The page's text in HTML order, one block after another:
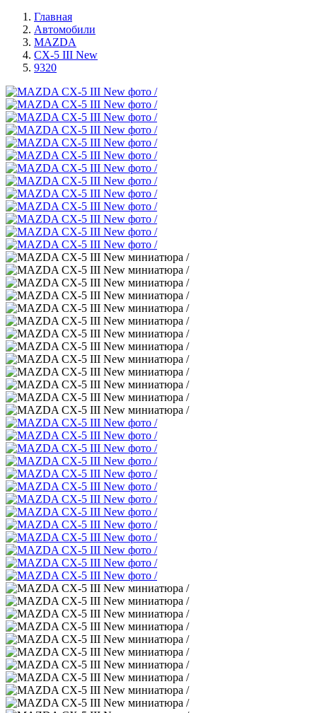
Главная
Автомобили
MAZDA
CX-5 III New
9320